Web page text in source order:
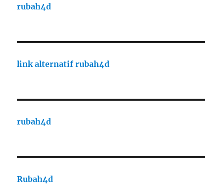
rubah4d
link alternatif rubah4d
rubah4d
Rubah4d